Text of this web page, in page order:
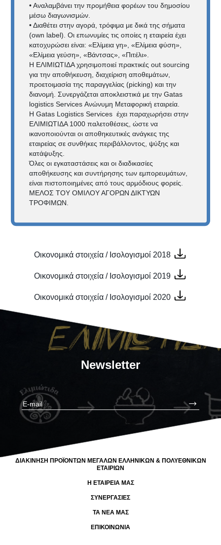
• Αναλαμβάνει την προμήθεια φορέων του δημοσίου
μέσω διαγωνισμών.
• Διαθέτει στην αγορά, τρόφιμα με δικά της σήματα
(own label). Οι επωνυμίες τις οποίες η εταιρεία έχει
κατοχυρώσει είναι: «Ελίμεια γη», «Ελίμεια φύση»,
«Ελίμεια γεύση», «Βάντσας», «Πιτέλι».
Η ΕΛΙΜΙΩΤΙΔΑ χρησιμοποιεί πρακτικές out sourcing
για την αποθήκευση, διαχείριση αποθεμάτων,
προετοιμασία της παραγγελίας (picking) και την
διανομή. Συνεργάζεται αποκλειστικά με την Gatas
logistics Services Ανώνυμη Μεταφορική εταιρεία.
Η Gatas Logistics Services έχει παραχωρήσει στην
ΕΛΙΜΙΩΤΙΔΑ 1000 παλετοθέσεις, ώστε να
ικανοποιούνται οι αποθηκευτικές ανάγκες της
εταιρείας σε συνθήκες περιβάλλοντος, ψύξης και
κατάψυξης.
Όλες οι εγκαταστάσεις και οι διαδικασίες
αποθήκευσης και συντήρησης των εμπορευμάτων,
είναι πιστοποιημένες από τους αρμόδιους φορείς.
ΜΕΛΟΣ ΤΟΥ ΟΜΙΛΟΥ ΑΓΟΡΩΝ ΔΙΚΤΥΩΝ
ΤΡΟΦΙΜΩΝ.
Οικονομικά στοιχεία / Ισολογισμοί 2018
Οικονομικά στοιχεία / Ισολογισμοί 2019
Οικονομικά στοιχεία / Ισολογισμοί 2020
Newsletter
ΔΙΑΚΙΝΗΣΗ ΠΡΟΪΟΝΤΩΝ ΜΕΓΑΛΩΝ ΕΛΛΗΝΙΚΩΝ & ΠΟΛΥΕΘΝΙΚΩΝ
ΕΤΑΙΡΙΩΝ
Η ΕΤΑΙΡΕΙΑ ΜΑΣ
ΣΥΝΕΡΓΑΣΙΕΣ
ΤΑ ΝΕΑ ΜΑΣ
ΕΠΙΚΟΙΝΩΝΙΑ